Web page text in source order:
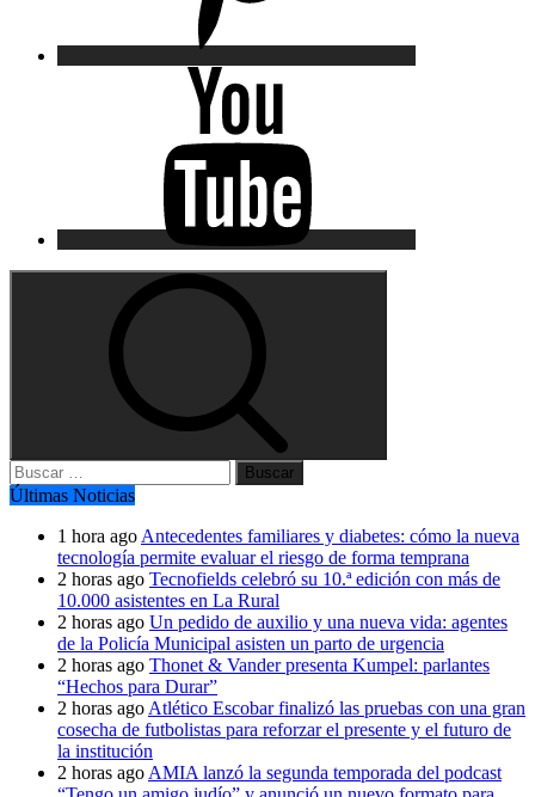
Buscar:
Últimas Noticias
1 hora ago Antecedentes familiares y diabetes: cómo la nueva
tecnología permite evaluar el riesgo de forma temprana
2 horas ago Tecnofields celebró su 10.ª edición con más de
10.000 asistentes en La Rural
2 horas ago Un pedido de auxilio y una nueva vida: agentes
de la Policía Municipal asisten un parto de urgencia
2 horas ago Thonet & Vander presenta Kumpel: parlantes
“Hechos para Durar”
2 horas ago Atlético Escobar finalizó las pruebas con una gran
cosecha de futbolistas para reforzar el presente y el futuro de
la institución
2 horas ago AMIA lanzó la segunda temporada del podcast